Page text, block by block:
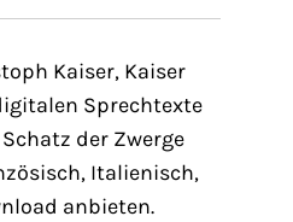
Kaiser, Kaiser
Sprechtexte
der Zwerge
Italienisch,
anbieten.